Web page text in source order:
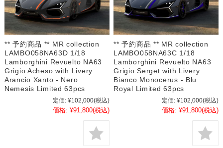
** 予約商品 ** MR collection
LAMBO058NA63D 1/18
Lamborghini Revuelto NA63
Grigio Acheso with Livery
Arancio Xanto - Nero
Nemesis Limited 63pcs
定価: ¥102,000(税込)
価格: ¥91,800(税込)
** 予約商品 ** MR collection
LAMBO058NA63C 1/18
Lamborghini Revuelto NA63
Grigio Serget with Livery
Bianco Monocerus - Blu
Royal Limited 63pcs
定価: ¥102,000(税込)
価格: ¥91,800(税込)